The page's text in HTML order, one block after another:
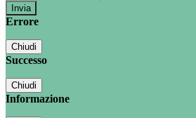
Errore
Chiudi
Successo
Chiudi
Informazione